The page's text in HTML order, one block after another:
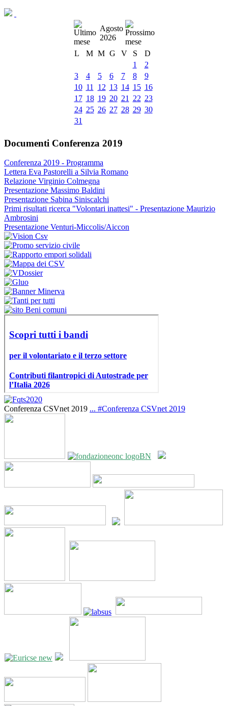
Agosto
2026
L
M M G V S
D
1
2
3
4 5 6 7 8
9
10 11 12 13 14 15 16
17 18 19 20 21 22 23
24 25 26 27 28 29 30
31
Documenti Conferenza 2019
Conferenza 2019 - Programma
Lettera Eva Pastorelli a Silvia Romano
Relazione Virginio Colmegna
Presentazione Massimo Baldini
Presentazione Sabina Siniscalchi
Primi risultati ricerca "Volontari inattesi" - Presentazione Maurizio
Ambrosini
Presentazione Venturi-Miccolis/Aiccon
Conferenza CSVnet 2019 ... #Conferenza CSVnet 2019